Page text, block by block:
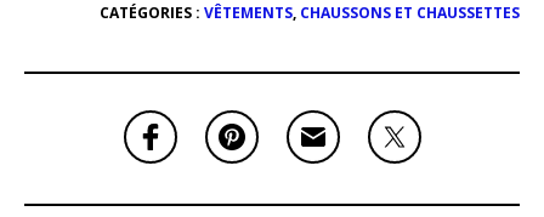
CATÉGORIES : VÊTEMENTS, CHAUSSONS ET CHAUSSETTES